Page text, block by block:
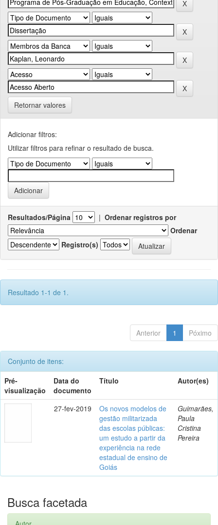
Retornar valores
Adicionar filtros:
Utilizar filtros para refinar o resultado de busca.
Resultados/Página | Ordenar registros por
Ordenar
Registro(s)
Resultado 1-1 de 1.
Anterior 1 Póximo
Conjunto de itens:
Pré-
visualização
Data do
documento
Título Autor(es)
27-fev-2019
Os novos modelos de
gestão militarizada
das escolas públicas:
um estudo a partir da
experiência na rede
estadual de ensino de
Goiás
Guimarães,
Paula
Cristina
Pereira
Busca facetada